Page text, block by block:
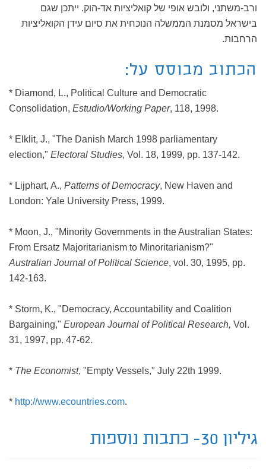
ורב-משתני, ולובש אופי של קואליציות אד-הוק. ייתכן שגם
בישראל מסמנת הממשלה הנוכחית את סיום עידן הקואליציות
הרחבות.
הכתוב מבוסס על:
* Diamond, L., Political Culture and Democratic
Consolidation, Estudio/Working Paper, 118, 1998.
* Elklit, J., "The Danish March 1998 parliamentary
election," Electoral Studies, Vol. 18, 1999, pp. 137-142.
* Lijphart, A., Patterns of Democracy, New Haven and
London: Yale University Press, 1999.
* Moon, J., "Minority Governments in the Australian States:
From Ersatz Majoritarianism to Minoritarianism?"
Australian Journal of Political Science, vol. 30, 1995, pp.
142-163.
* Storm, K., "Democracy, Accountability and Coalition
Bargaining," European Journal of Political Research, Vol.
31, 1997, pp. 47-62.
* The Economist, "Empty Vessels," July 22th 1999.
* http://www.ecountries.com.
גיליון 30- כתבות נוספות